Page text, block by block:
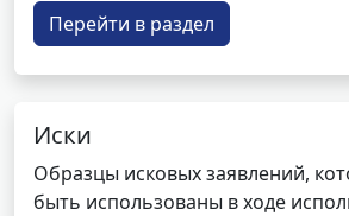
Перейти в раздел
Иски
Образцы исковых заявлений,
быть использованы в ходе